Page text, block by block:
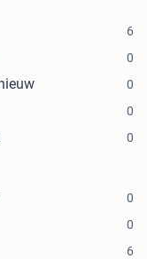
6
0
0
0
0
0
0
6